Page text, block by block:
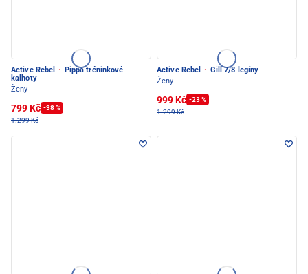
Active Rebel ·
Pippa tréninkové
kalhoty
Ženy
799 Kč -38 %
1.299 Kč
Active Rebel · Gill 7/8 legíny
Ženy
999 Kč -23 %
1.299 Kč